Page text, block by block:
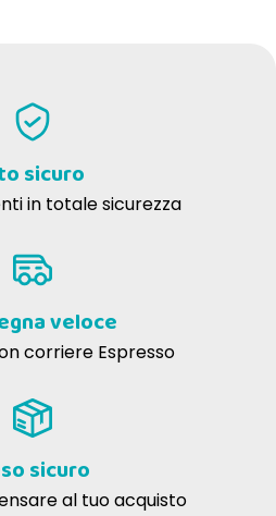
sicuro
in totale sicurezza
veloce
corriere Espresso
sicuro
al tuo acquisto